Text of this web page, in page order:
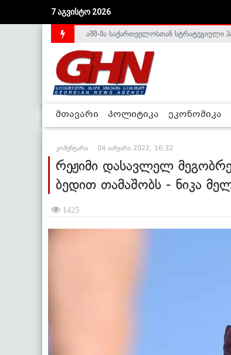
7 აგვისტო 2026
საქართველოს დე-ფაქტო მთავრობა
აშშ-მა საქართველოსთან სტრატეგიული
მთავარი პოლიტიკა ეკონომიკა
კომენტარი 04 იანვარი 2022, 16:32
რეჟიმი დასავლელ
ბედით თამაშობს - ნიკა
1425